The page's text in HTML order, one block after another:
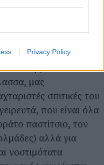
Privacy Policy
πολύ. Ο
15-20€ το άτομο,
απολαμβάνει το
μας
σπιτικές του
που είναι όλα
παστίτσιο, τον
αλλά για
νοστιμότατα